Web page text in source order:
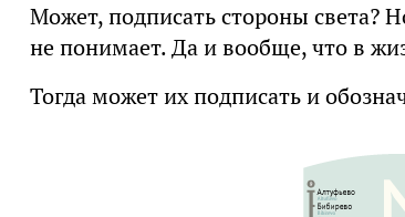
Может, подписать стороны света?
не понимает. Да и вообще, что в
Тогда может их подписать и